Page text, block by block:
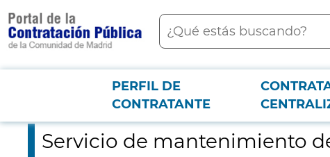
contenido
principal
Buscar
Menú PCON
PERFIL DE
CONTRATANTE
Servicio de mantenimiento de los portales web de la Fundación
Servicio de mantenimiento